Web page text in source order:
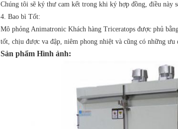
Chúng tôi sẽ ký thư cam kết trong khi ký hợp đồng, điều này
4. Bao bì Tốt:
Mô phỏng Animatronic Khách hàng Triceratops được phủ
tốt, chịu được va đập, niêm phong nhiệt và cũng có những
Sản phẩm Hình ảnh: